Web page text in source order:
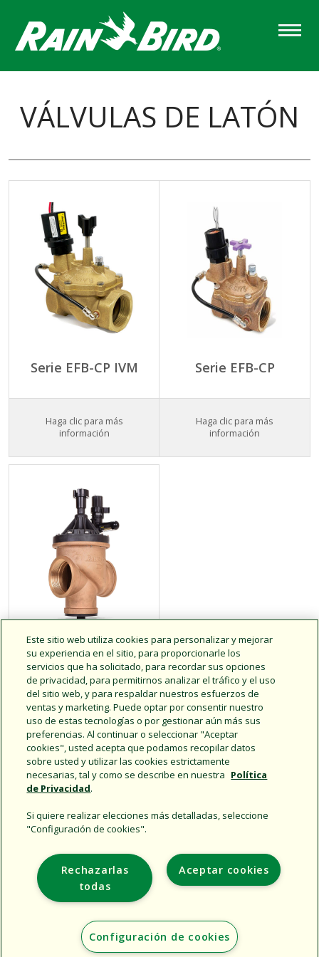
main
content
VÁLVULAS DE LATÓN
Serie EFB-CP IVM
Haga clic para más
información
Serie EFB-CP
Haga clic para más
información
300-BPES
Haga clic para más
información
Support
Empresa
Additional Sites
Copyright © 2026 Rain Bird Corporation. All rights reserved.
Este sitio web utiliza cookies para personalizar y mejorar
su experiencia en el sitio, para proporcionarle los
servicios que ha solicitado, para recordar sus opciones
de privacidad, para permitirnos analizar el tráfico y el uso
del sitio web, y para respaldar nuestros esfuerzos de
ventas y marketing. Puede optar por consentir nuestro
uso de estas tecnologías o por gestionar aún más sus
preferencias. Al continuar o seleccionar "Aceptar
cookies", usted acepta que podamos recopilar datos
sobre usted y utilizar las cookies estrictamente
necesarias, tal y como se describe en nuestra Política
de Privacidad.
Si quiere realizar elecciones más detalladas, seleccione
"Configuración de cookies".
Aceptar cookies
Rechazarlas
todas
Configuración de cookies